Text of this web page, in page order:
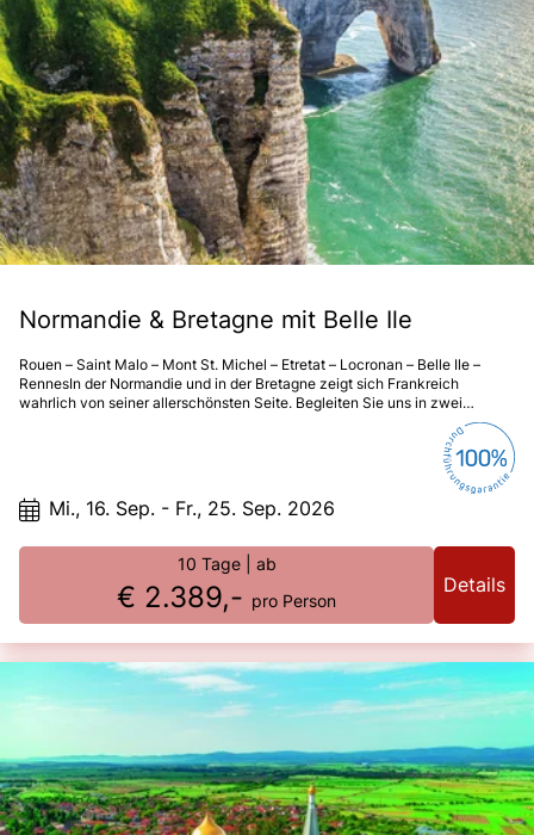
Normandie & Bretagne mit Belle Ile
Rouen – Saint Malo – Mont St. Michel – Etretat – Locronan – Belle Ile –
RennesIn der Normandie und in der Bretagne zeigt sich Frankreich
wahrlich von seiner allerschönsten Seite. Begleiten Sie uns in zwei
wunderbare Regionen, die mehr als eine Reise wert sind. Vive la France!
Mi., 16. Sep. - Fr., 25. Sep. 2026
10 Tage | ab
€ 2.389,- pro Person
Details